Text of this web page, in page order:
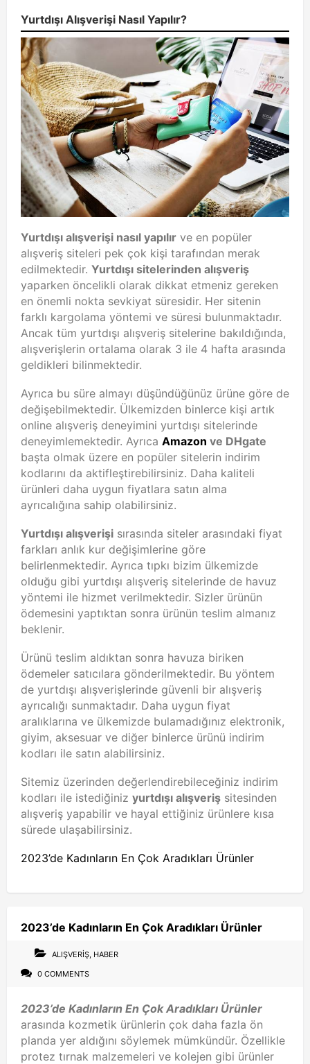
Yurtdışı Alışverişi Nasıl Yapılır?
Yurtdışı alışverişi nasıl yapılır ve en popüler
alışveriş siteleri pek çok kişi tarafından merak
edilmektedir. Yurtdışı sitelerinden alışveriş
yaparken öncelikli olarak dikkat etmeniz gereken
en önemli nokta sevkiyat süresidir. Her sitenin
farklı kargolama yöntemi ve süresi bulunmaktadır.
Ancak tüm yurtdışı alışveriş sitelerine bakıldığında,
alışverişlerin ortalama olarak 3 ile 4 hafta arasında
geldikleri bilinmektedir.
Ayrıca bu süre almayı düşündüğünüz ürüne göre de
değişebilmektedir. Ülkemizden binlerce kişi artık
online alışveriş deneyimini yurtdışı sitelerinde
deneyimlemektedir. Ayrıca Amazon ve DHgate
başta olmak üzere en popüler sitelerin indirim
kodlarını da aktifleştirebilirsiniz. Daha kaliteli
ürünleri daha uygun fiyatlara satın alma
ayrıcalığına sahip olabilirsiniz.
Yurtdışı alışverişi sırasında siteler arasındaki fiyat
farkları anlık kur değişimlerine göre
belirlenmektedir. Ayrıca tıpkı bizim ülkemizde
olduğu gibi yurtdışı alışveriş sitelerinde de havuz
yöntemi ile hizmet verilmektedir. Sizler ürünün
ödemesini yaptıktan sonra ürünün teslim almanız
beklenir.
Ürünü teslim aldıktan sonra havuza biriken
ödemeler satıcılara gönderilmektedir. Bu yöntem
de yurtdışı alışverişlerinde güvenli bir alışveriş
ayrıcalığı sunmaktadır. Daha uygun fiyat
aralıklarına ve ülkemizde bulamadığınız elektronik,
giyim, aksesuar ve diğer binlerce ürünü indirim
kodları ile satın alabilirsiniz.
Sitemiz üzerinden değerlendirebileceğiniz indirim
kodları ile istediğiniz yurtdışı alışveriş sitesinden
alışveriş yapabilir ve hayal ettiğiniz ürünlere kısa
sürede ulaşabilirsiniz.
2023’de Kadınların En Çok Aradıkları Ürünler
2023’de Kadınların En Çok Aradıkları Ürünler
ALIŞVERIŞ, HABER
0 COMMENTS
2023’de Kadınların En Çok Aradıkları Ürünler
arasında kozmetik ürünlerin çok daha fazla ön
planda yer aldığını söylemek mümkündür. Özellikle
protez tırnak malzemeleri ve kolejen gibi ürünler